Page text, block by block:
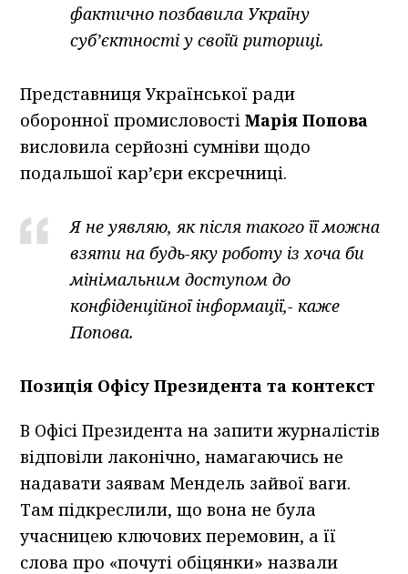
фактично позбавила Україну
суб’єктності у своїй риториці.
Представниця Української ради
оборонної промисловостіМарія Попова
висловила серйозні сумніви щодо
подальшої кар’єри ексречниці.
Я не уявляю, як після такого її можна
взяти на будь-яку роботу із хоча би
мінімальним доступом до
конфіденційної інформації,- каже
Попова.
Позиція Офісу Президента та контекст
В Офісі Президента на запити журналістів
відповіли лаконічно, намагаючись не
надавати заявам Мендель зайвої ваги.
Там підкреслили, що вона не була
учасницею ключових перемовин, а її
слова про «почуті обіцянки» назвали